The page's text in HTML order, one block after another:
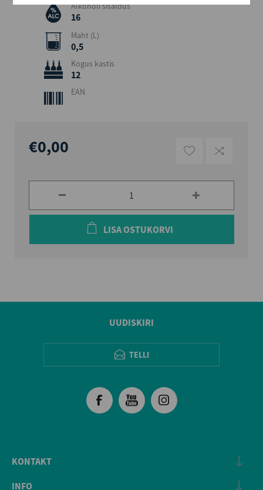
Alkoholi sisaldus
16
Maht (L)
0,5
Kogus kastis
12
EAN
€0,00
LISA OSTUKORVI
UUDISKIRI
TELLI
KONTAKT
INFO